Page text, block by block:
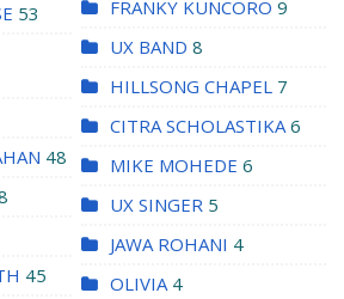
53
48
45
FRANKY KUNCORO 9
UX BAND 8
HILLSONG CHAPEL 7
CITRA SCHOLASTIKA 6
MIKE MOHEDE 6
UX SINGER 5
JAWA ROHANI 4
OLIVIA 4